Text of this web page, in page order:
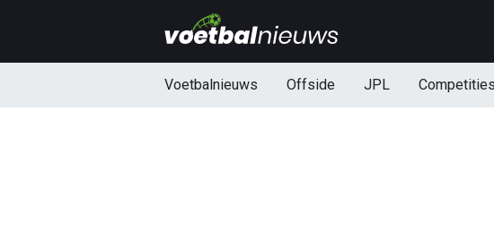
Voetbalnieuws Offside JPL Competities